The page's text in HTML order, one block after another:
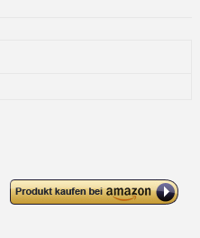
deleyCON Audio Adapter XLR auf
6,3mm Stereo Klinke – XLR